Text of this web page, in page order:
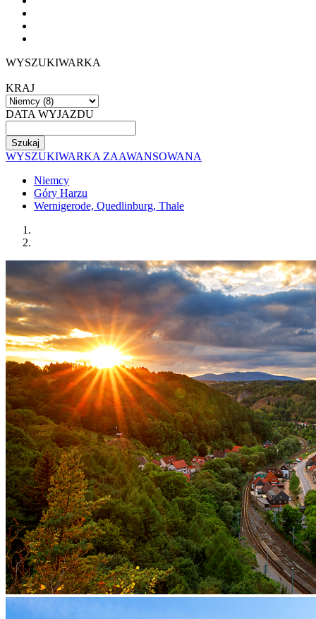
WYSZUKIWARKA
KRAJ
DATA WYJAZDU
WYSZUKIWARKA ZAAWANSOWANA
Niemcy
Góry Harzu
Wernigerode, Quedlinburg, Thale